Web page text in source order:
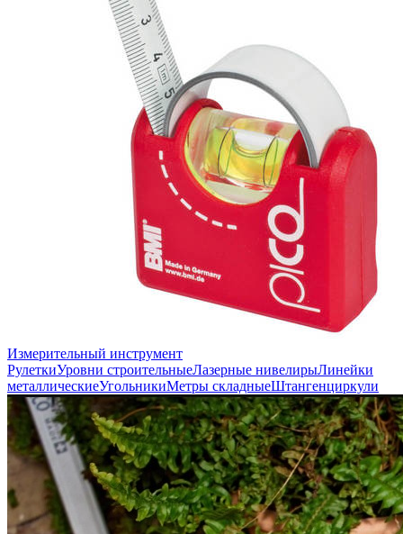
Измерительный инструмент
РулеткиУровни строительныеЛазерные нивелирыЛинейки
металлическиеУгольникиМетры складныеШтангенциркули